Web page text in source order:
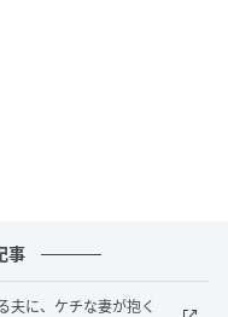
来は子宮内にある子
場所にできてしまう
事
夫に、ケチな妻が抱く